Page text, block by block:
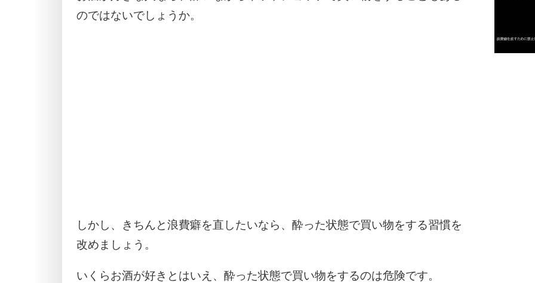
のではないでしょうか。
しかし、きちんと浪費癖を直したいなら、酔った状態で買い物をする習慣を
改めましょう。
いくらお酒が好きとはいえ、酔った状態で買い物をするのは危険です。
3